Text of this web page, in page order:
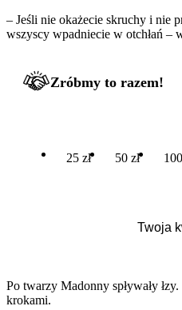
– Jeśli nie okażecie skruchy i nie
wszyscy wpadniecie w otchłań –
Zróbmy to razem!
25 zł 50 zł
Po twarzy Madonny spływały
krokami.